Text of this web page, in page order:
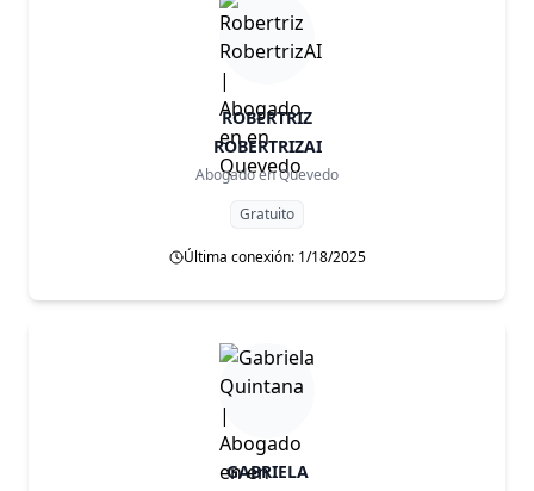
ROBERTRIZ
ROBERTRIZAI
Abogado enQuevedo
Gratuito
Última conexión: 1/18/2025
GABRIELA